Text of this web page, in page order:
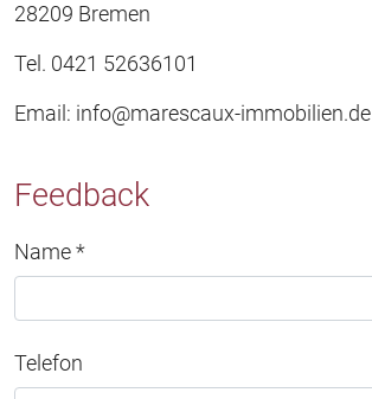
28209 Bremen
Tel. 0421 52636101
Email: info@marescaux-immobilien.de
Feedback
Name *
Telefon